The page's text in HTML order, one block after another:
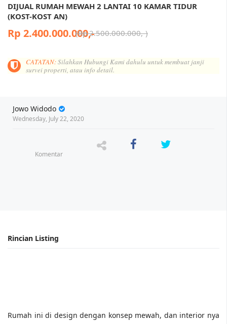
DIJUAL RUMAH MEWAH 2 LANTAI 10 KAMAR TIDUR
(KOST-KOST AN)
Rp 2.500.000.000,-
Rp 2.400.000.000,-
CATATAN:Silahkan Hubungi Kami dahulu untuk membuat janji
survei properti, atau info detail.
Jowo Widodo
Wednesday, July 22, 2020
Komentar
Rumah ini di design dengan konsep mewah, dan interior nya